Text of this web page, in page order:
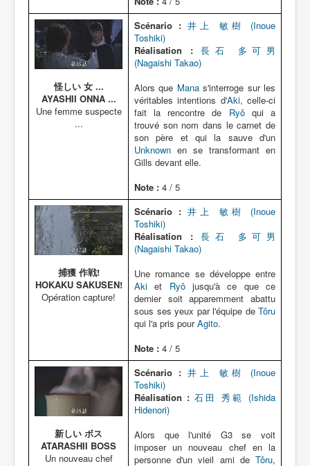
怪しい 女 ...
AYASHII ONNA ...
Une femme suspecte
...
Scénario : 井上 敏樹 (Inoue
Toshiki)
Réalisation :
長石 多可男
(Nagaishi Takao)
Alors que Manas'interroge sur les
véritables intentions d'Aki, celle-ci
fait la rencontre de Ryôqui a
trouvé son nom dans le carnet de
son père et qui la sauve d'un
Unknown en se transformant en
Gills devant elle.
Note : 4 / 5
捕獲 作戦!
HOKAKU SAKUSEN!
Opération capture!
Scénario : 井上 敏樹 (Inoue
Toshiki)
Réalisation :
長石 多可男
(Nagaishi Takao)
Une romance se développe entre
Aki et Ryôjusqu'à ce que ce
dernier soit apparemment abattu
sous ses yeux par l'équipe de Tôru
qui l'a pris pourAgito.
Note : 4 / 5
新しい ボス
ATARASHII BOSS
Un nouveau chef
Scénario : 井上 敏樹 (Inoue
Toshiki)
Réalisation : 石田 秀範 (Ishida
Hidenori)
Alors que l'unité G3 se voit
imposer un nouveau chef en la
personne d'un vieil ami de Tôru,